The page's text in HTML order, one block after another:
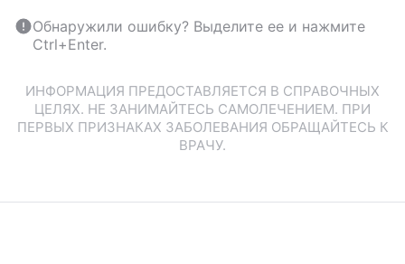
Обнаружили ошибку? Выделите ее и нажмите
Ctrl+Enter.
ИНФОРМАЦИЯ ПРЕДОСТАВЛЯЕТСЯ В СПРАВОЧНЫХ
ЦЕЛЯХ. НЕ ЗАНИМАЙТЕСЬ САМОЛЕЧЕНИЕМ. ПРИ
ПЕРВЫХ ПРИЗНАКАХ ЗАБОЛЕВАНИЯ ОБРАЩАЙТЕСЬ К
ВРАЧУ.